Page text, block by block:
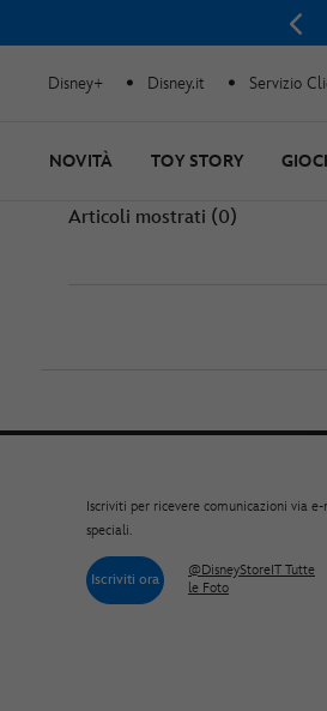
Disney+ Disney.it Servizio
NOVITÀ TOY STORY
Articoli mostrati (0)
Iscriviti per ricevere comunicazioni via e-
speciali.
Iscriviti ora
@DisneyStoreIT Tutte
le Foto